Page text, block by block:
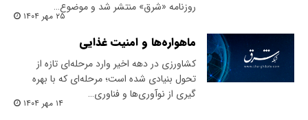
روزنامه «شرق» منتشر شد و موضوع…
۲۵ مهر ۱۴۰۴
ماهواره‌ها و امنیت غذایی
کشاورزی در دهه‌ اخیر وارد مرحله‌ای تازه از
تحول بنیادی شده است؛ مرحله‌ای که با بهره
گیری از نوآوری‌ها و فناوری…
۱۴ مهر ۱۴۰۴